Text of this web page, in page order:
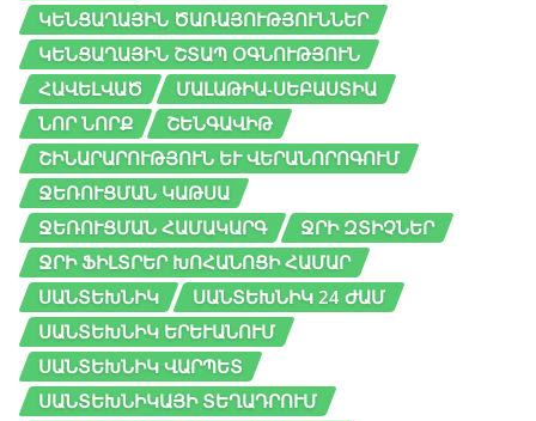
ԿԵՆՑԱՂԱՅԻՆ ԾԱՌԱՅՈՒԹՅՈՒՆՆԵՐ
ԿԵՆՑԱՂԱՅԻՆ ՇՏԱՊ ՕԳՆՈՒԹՅՈՒՆ
ՀԱՎԵԼՎԱԾ
ՄԱԼԱԹԻԱ-ՍԵԲԱՍՏԻԱ
ՆՈՐ ՆՈՐՔ
ՇԵՆԳԱՎԻԹ
ՇԻՆԱՐԱՐՈՒԹՅՈՒՆ ԵՒ ՎԵՐԱՆՈՐՈԳՈՒՄ
ՋԵՌՈՒՑՄԱՆ ԿԱԹՍԱ
ՋԵՌՈՒՑՄԱՆ ՀԱՄԱԿԱՐԳ
ՋՐԻ ԶՏԻՉՆԵՐ
ՋՐԻ ՖԻԼՏՐԵՐ ԽՈՀԱՆՈՑԻ ՀԱՄԱՐ
ՍԱՆՏԵԽՆԻԿ
ՍԱՆՏԵԽՆԻԿ 24 ԺԱՄ
ՍԱՆՏԵԽՆԻԿ ԵՐԵՒԱՆՈՒՄ
ՍԱՆՏԵԽՆԻԿ ՎԱՐՊԵՏ
ՍԱՆՏԵԽՆԻԿԱՅԻ ՏԵՂԱԴՐՈՒՄ